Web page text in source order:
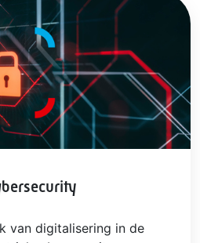
van digitalisering in de